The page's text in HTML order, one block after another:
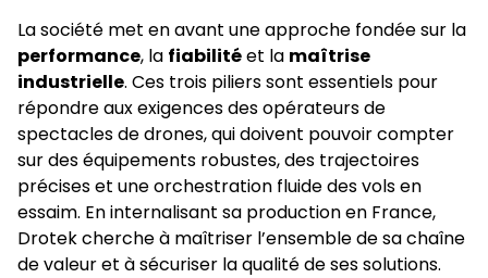
La société met en avant une approche fondée sur la
performance, la fiabilitéet la maîtrise
industrielle. Ces trois piliers sont essentiels pour
répondre aux exigences des opérateurs de
spectacles de drones, qui doivent pouvoir compter
sur des équipements robustes, des trajectoires
précises et une orchestration fluide des vols en
essaim. En internalisant sa production en France,
Drotek cherche à maîtriser l’ensemble de sa chaîne
de valeur et à sécuriser la qualité de ses solutions.